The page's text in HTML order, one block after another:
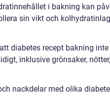
i bakning kan
sin vikt och
diabetes recept bakning
inklusive grönsaker,
nackdelar med olika